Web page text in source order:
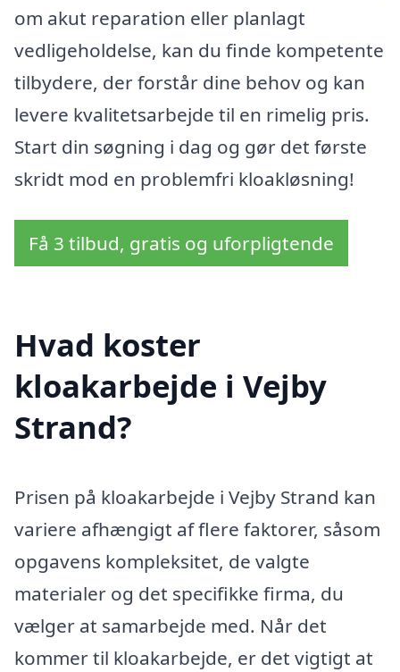
om akut reparation eller planlagt
vedligeholdelse, kan du finde kompetente
tilbydere, der forstår dine behov og kan
levere kvalitetsarbejde til en rimelig pris.
Start din søgning i dag og gør det første
skridt mod en problemfri kloakløsning!
Få 3 tilbud, gratis og uforpligtende
Hvad koster
kloakarbejde i Vejby
Strand?
Prisen på kloakarbejde i Vejby Strand kan
variere afhængigt af flere faktorer, såsom
opgavens kompleksitet, de valgte
materialer og det specifikke firma, du
vælger at samarbejde med. Når det
kommer til kloakarbejde, er det vigtigt at